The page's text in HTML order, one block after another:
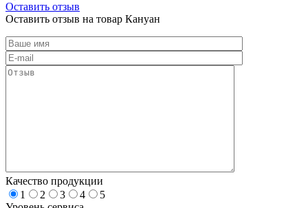
Оставить отзыв
Оставить отзыв на товар Кануан
Качество продукции
1
2 3 4
5